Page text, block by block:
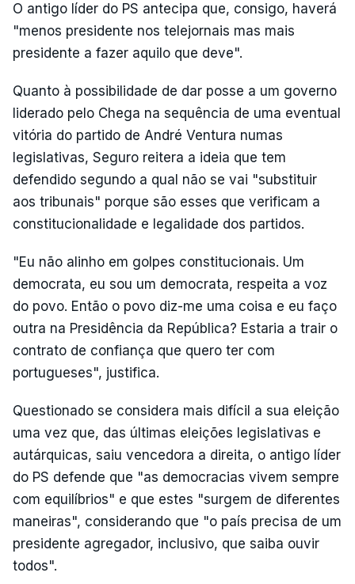
O antigo líder do PS antecipa que, consigo, haverá
"menos presidente nos telejornais mas mais
presidente a fazer aquilo que deve".
Quanto à possibilidade de dar posse a um governo
liderado pelo Chega na sequência de uma eventual
vitória do partido de André Ventura numas
legislativas, Seguro reitera a ideia que tem
defendido segundo a qual não se vai "substituir
aos tribunais" porque são esses que verificam a
constitucionalidade e legalidade dos partidos.
"Eu não alinho em golpes constitucionais. Um
democrata, eu sou um democrata, respeita a voz
do povo. Então o povo diz-me uma coisa e eu faço
outra na Presidência da República? Estaria a trair o
contrato de confiança que quero ter com
portugueses", justifica.
Questionado se considera mais difícil a sua eleição
uma vez que, das últimas eleições legislativas e
autárquicas, saiu vencedora a direita, o antigo líder
do PS defende que "as democracias vivem sempre
com equilíbrios" e que estes "surgem de diferentes
maneiras", considerando que "o país precisa de um
presidente agregador, inclusivo, que saiba ouvir
todos".